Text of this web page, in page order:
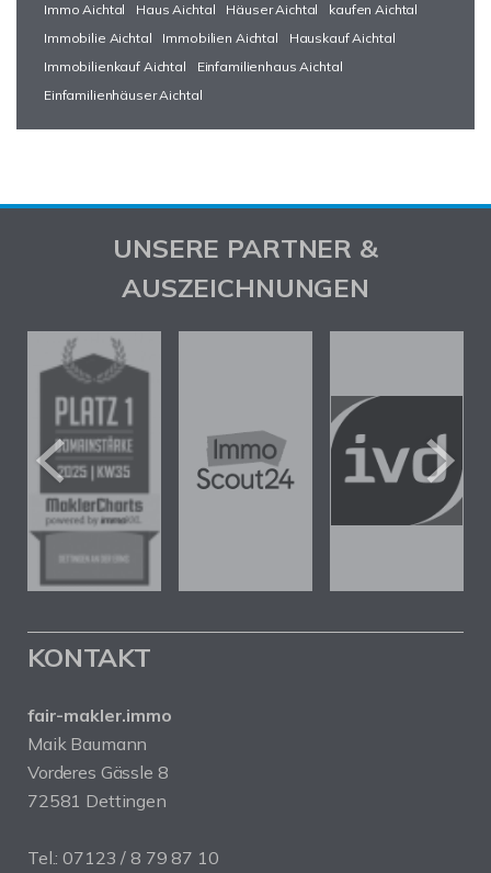
Immo Aichtal Haus Aichtal Häuser Aichtal
kaufen Aichtal
Immobilie Aichtal
Immobilien Aichtal
Hauskauf Aichtal
Immobilienkauf Aichtal
Einfamilienhaus Aichtal
Einfamilienhäuser Aichtal
UNSERE PARTNER &
AUSZEICHNUNGEN
KONTAKT
fair-makler.immo
Maik Baumann
Vorderes Gässle 8
72581 Dettingen
Tel.: 07123 / 8 79 87 10